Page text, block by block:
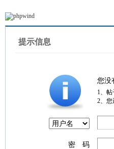
提示信息
您没
1、
2、您
密 码